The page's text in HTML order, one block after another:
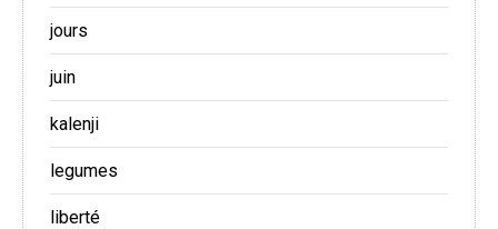
jours
juin
kalenji
legumes
liberté